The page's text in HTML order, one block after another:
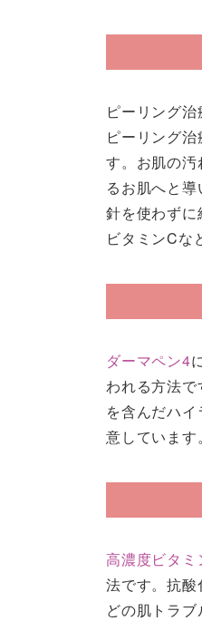
ピーリング
ピーリング
す。お肌の
るお肌へと導
針を使わずに
ビタミンCな
ダーマペン4
われる方法
を含んだハ
意しています。
高濃度ビタミ
法です。抗
どの肌トラ